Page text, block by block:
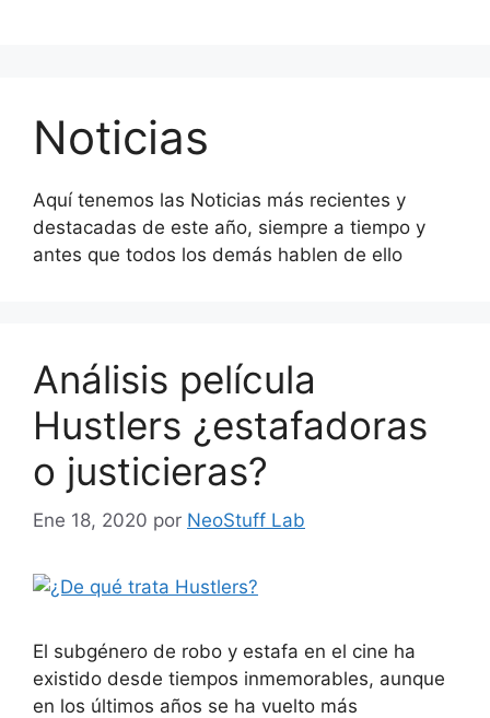
Noticias
Aquí tenemos las Noticias más recientes y
destacadas de este año, siempre a tiempo y
antes que todos los demás hablen de ello
Análisis película
Hustlers ¿estafadoras
o justicieras?
Ene 18, 2020 por NeoStuff Lab
El subgénero de robo y estafa en el cine ha
existido desde tiempos inmemorables, aunque
en los últimos años se ha vuelto más